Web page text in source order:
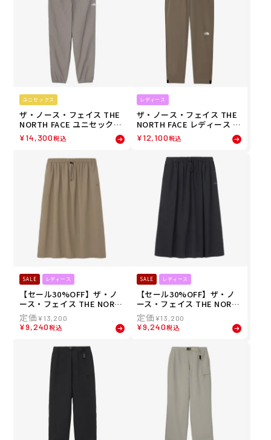
ユニセックス
ザ・ノース・フェイス THE
NORTH FACE ユニセックス
バーサタイルパンツ ロング
パンツ NB32651-MR 26FW
¥14,300税込
レディース
ザ・ノース・フェイス THE
NORTH FACE レディース フ
レキシブルロングパンツ ラ
ンニング ロングパンツ NB
¥12,100税込
SALE レディース
【セール30%OFF】ザ・ノ
ース・フェイス THE NORT
H FACE レディース ジャー
ニーズギャザースカート ス
カート NBW32660-MR 26S
¥13,200
¥9,240税込
SALE レディース
【セール30%OFF】ザ・ノ
ース・フェイス THE NORT
H FACE レディース ジャー
ニーズギャザースカート ス
カート NBW32660-K 26SS
¥13,200
¥9,240税込